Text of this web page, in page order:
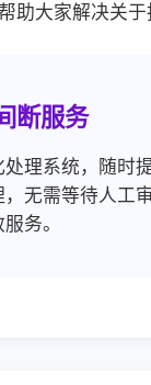
助大家解决关
断服务
理系统，随时
无需等待人工
务。